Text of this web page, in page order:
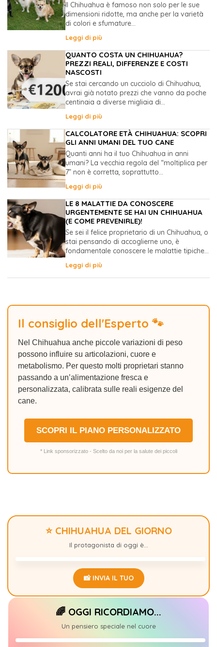
Il Chihuahua è famoso non solo per le sue
dimensioni ridotte, ma anche per la varietà
di colori e sfumature...
Leggi di più
QUANTO COSTA UN CHIHUAHUA?
PREZZI REALI, DIFFERENZE E COSTI
NASCOSTI
Se stai cercando un cucciolo di Chihuahua,
avrai già notato prezzi che vanno da poche
centinaia a diverse migliaia di...
Leggi di più
CALCOLATORE ETÀ CHIHUAHUA: SCOPRI
GLI ANNI UMANI DEL TUO CANE
Quanti anni ha il tuo Chihuahua in anni
umani? La vecchia regola del “moltiplica per
7” non è corretta, soprattutto...
Leggi di più
LE 8 MALATTIE DA CONOSCERE
URGENTEMENTE SE HAI UN CHIHUAHUA
(E COME PREVENIRLE)!
Se sei il felice proprietario di un Chihuahua, o
stai pensando di accoglierne uno, è
fondamentale conoscere le malattie tipiche...
Leggi di più
Il consiglio dell'Esperto 🐾
Nel Chihuahua anche piccole variazioni di peso
possono influire su articolazioni, cuore e
metabolismo. Per questo molti proprietari stanno
passando a un’alimentazione fresca e
personalizzata, calibrata sulle reali esigenze del
cane.
SCOPRI IL PIANO PERSONALIZZATO
* Link sponsorizzato - Scelto da noi per la salute dei piccoli
⭐ CHIHUAHUA DEL GIORNO
Il protagonista di oggi è...
📸 INVIA IL TUO
🌈 OGGI RICORDIAMO...
Un pensiero speciale nel cuore